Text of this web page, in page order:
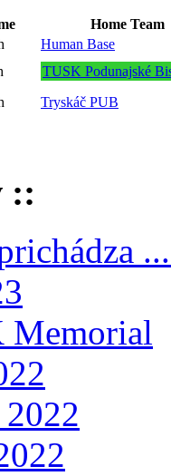
Home Team
Human Base
TUSK Podunajské
Tryskáč PUB
::